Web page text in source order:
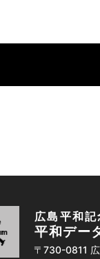
広島平和
平和デー
〒730-0811